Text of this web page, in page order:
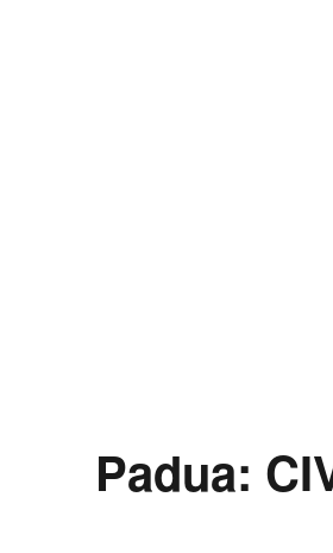
Padua: